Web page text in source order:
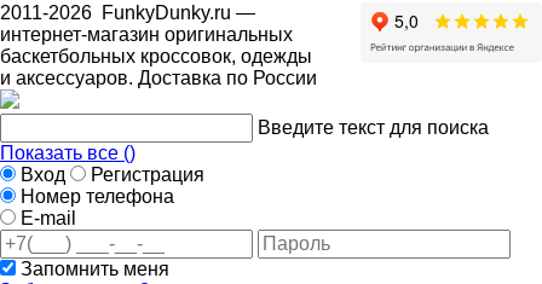
2011-2026 FunkyDunky.ru —
интернет-магазин оригинальных
баскетбольных кроссовок, одежды
и аксессуаров. Доставка по России
Введите текст для поиска
Показать все ()
Вход
Регистрация
Номер телефона
E-mail
Запомнить меня